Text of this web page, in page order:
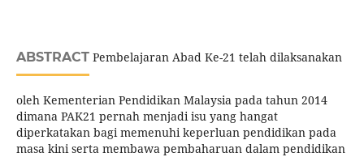
ABSTRACTPembelajaran Abad Ke-21 telah dilaksanakan
oleh Kementerian Pendidikan Malaysia pada tahun 2014
dimana PAK21 pernah menjadi isu yang hangat
diperkatakan bagi memenuhi keperluan pendidikan pada
masa kini serta membawa pembaharuan dalam pendidikan